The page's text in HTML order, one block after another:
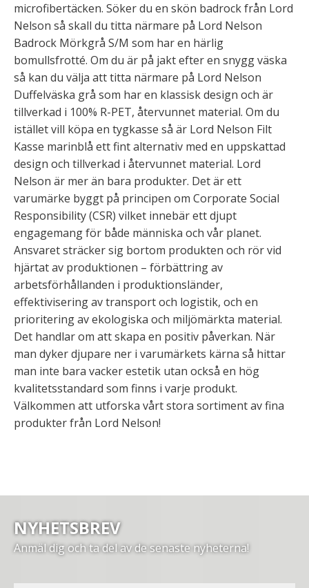
microfibertäcken. Söker du en skön badrock från Lord
Nelson så skall du titta närmare på Lord Nelson
Badrock Mörkgrå S/M som har en härlig
bomullsfrotté. Om du är på jakt efter en snygg väska
så kan du välja att titta närmare på Lord Nelson
Duffelväska grå som har en klassisk design och är
tillverkad i 100% R-PET, återvunnet material. Om du
istället vill köpa en tygkasse så är Lord Nelson Filt
Kasse marinblå ett fint alternativ med en uppskattad
design och tillverkad i återvunnet material. Lord
Nelson är mer än bara produkter. Det är ett
varumärke byggt på principen om Corporate Social
Responsibility (CSR) vilket innebär ett djupt
engagemang för både människa och vår planet.
Ansvaret sträcker sig bortom produkten och rör vid
hjärtat av produktionen – förbättring av
arbetsförhållanden i produktionsländer,
effektivisering av transport och logistik, och en
prioritering av ekologiska och miljömärkta material.
Det handlar om att skapa en positiv påverkan. När
man dyker djupare ner i varumärkets kärna så hittar
man inte bara vacker estetik utan också en hög
kvalitetsstandard som finns i varje produkt.
Välkommen att utforska vårt stora sortiment av fina
produkter från Lord Nelson!
NYHETSBREV
Anmäl dig och ta del av de senaste nyheterna!